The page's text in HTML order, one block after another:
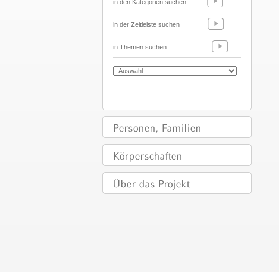
in den Kategorien suchen
in der Zeitleiste suchen
in Themen suchen